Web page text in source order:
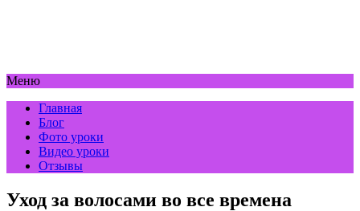
Меню
Главная
Блог
Фото уроки
Видео уроки
Отзывы
Уход за волосами во все времена